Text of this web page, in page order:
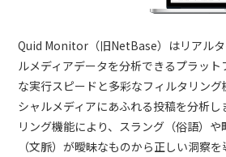
Quid Monitor（旧NetBase）はリアル
ルメディアデータを分析できるプラッ
な実行スピードと多彩なフィルタリン
シャルメディアにあふれる投稿を分析し
リング機能により、スラング（俗語）
（文脈）が曖昧なものから正しい洞察を